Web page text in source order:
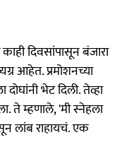
दिवसांपासून बंजारा
आहेत. प्रमोशनच्या
दोघांनी भेट दिली. तेव्हा
ते म्हणाले, 'मी स्नेहला
लांब राहायचं. एक